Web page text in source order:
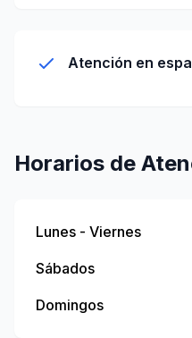
Atención en
Horarios de
Lunes - Viernes
Sábados
Domingos